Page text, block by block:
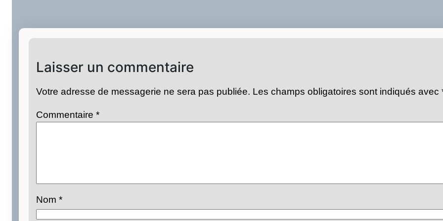
Laisser un commentaire
Votre adresse de messagerie ne sera pas publiée. Les champs obligatoires sont indiqués avec
Commentaire*
Nom*